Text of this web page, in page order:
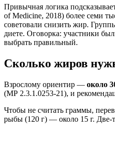
Привычная логика
of Medicine, 2018) более семи
советовали снизить жир.
диете. Оговорка: участники
выбрать правильный.
Сколько жиров
Взрослому ориентир — около
(МР 2.3.1.0253-21), и
Чтобы не считать граммы,
рыбы (120 г) — около 15 г. Две-